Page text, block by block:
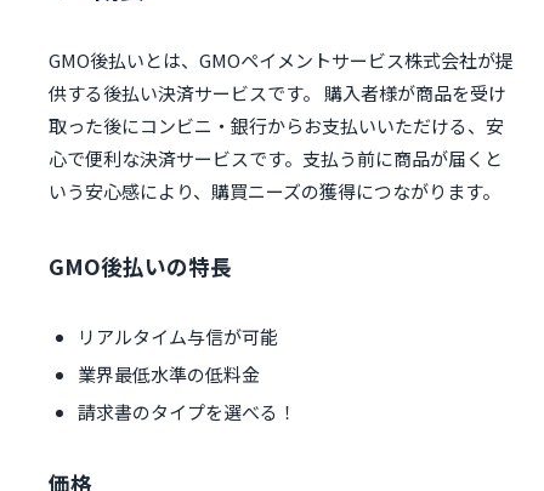
GMO後払いとは、GMOペイメントサービス株式会社が提
供する後払い決済サービスです。 購入者様が商品を受け
取った後にコンビニ・銀行からお支払いいただける、安
心で便利な決済サービスです。支払う前に商品が届くと
いう安心感により、購買ニーズの獲得につながります。
GMO後払いの特長
リアルタイム与信が可能
業界最低水準の低料金
請求書のタイプを選べる！
価格